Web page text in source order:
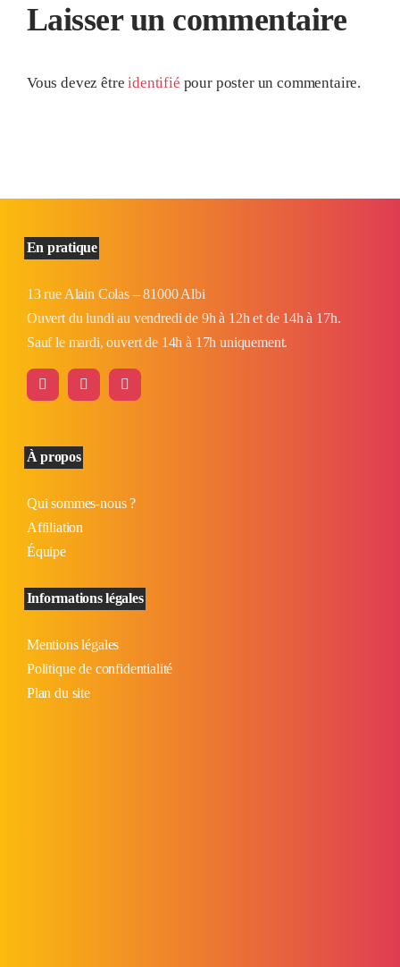
Laisser un commentaire
Vous devez êtreidentifié pour poster un commentaire.
En pratique
13 rue Alain Colas – 81000 Albi
Ouvert du lundi au vendredi de 9h à 12h et de 14h à 17h.
Sauf le mardi, ouvert de 14h à 17h uniquement.
À propos
Qui sommes-nous ?
Affiliation
Équipe
Informations légales
Mentions légales
Politique de confidentialité
Plan du site